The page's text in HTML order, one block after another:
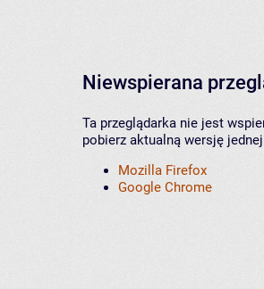
Niewspierana
Ta przeglądarka nie jest
pobierz aktualną wersję
Mozilla Firefox
Google Chrome